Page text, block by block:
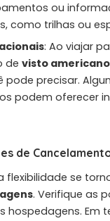
ou
como trilhas ou
: Ao viajar
de visto americano
pode precisar.
podem oferecer
de
flexibilidade se
. Verifique as
hospedagens. Em